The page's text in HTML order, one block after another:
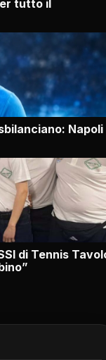
tutto il
Napoli
di Tennis